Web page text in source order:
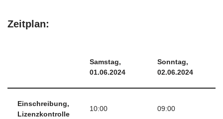
Zeitplan:
Samstag,
01.06.2024
Sonntag,
02.06.2024
Einschreibung,
Lizenzkontrolle
10:00 09:00